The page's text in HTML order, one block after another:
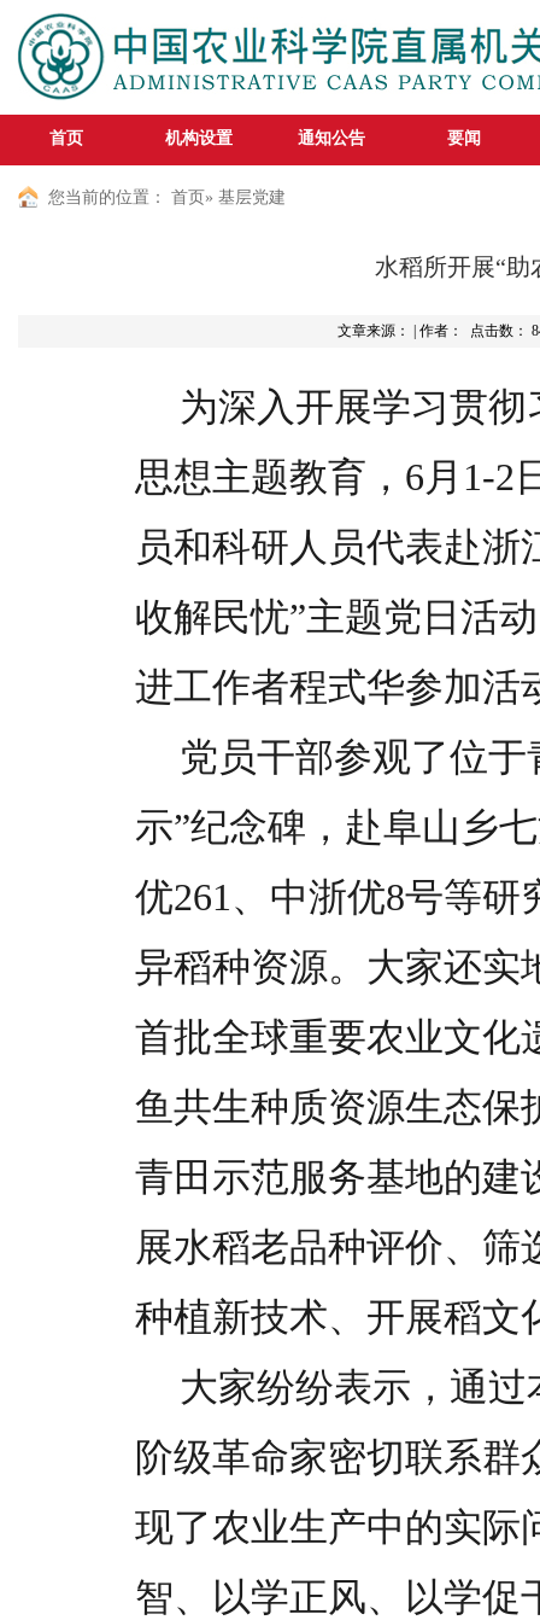
首页 机构设置 通知公告 要闻
您当前的位置： 首页 » 基层党建
水稻所开展“助
文章来源： | 作者： 点击数：
为深入开展学习贯
思想主题教育，6月1-2
员和科研人员代表赴浙
收解民忧”主题党日活
进工作者程式华参加活
党员干部参观了位
示”纪念碑，赴阜山乡
优261、中浙优8号等
异稻种资源。大家还实
首批全球重要农业文化
鱼共生种质资源生态保
青田示范服务基地的建
展水稻老品种评价、
种植新技术、开展稻文
大家纷纷表示，通
阶级革命家密切联系
现了农业生产中的实际
智、以学正风、以学促